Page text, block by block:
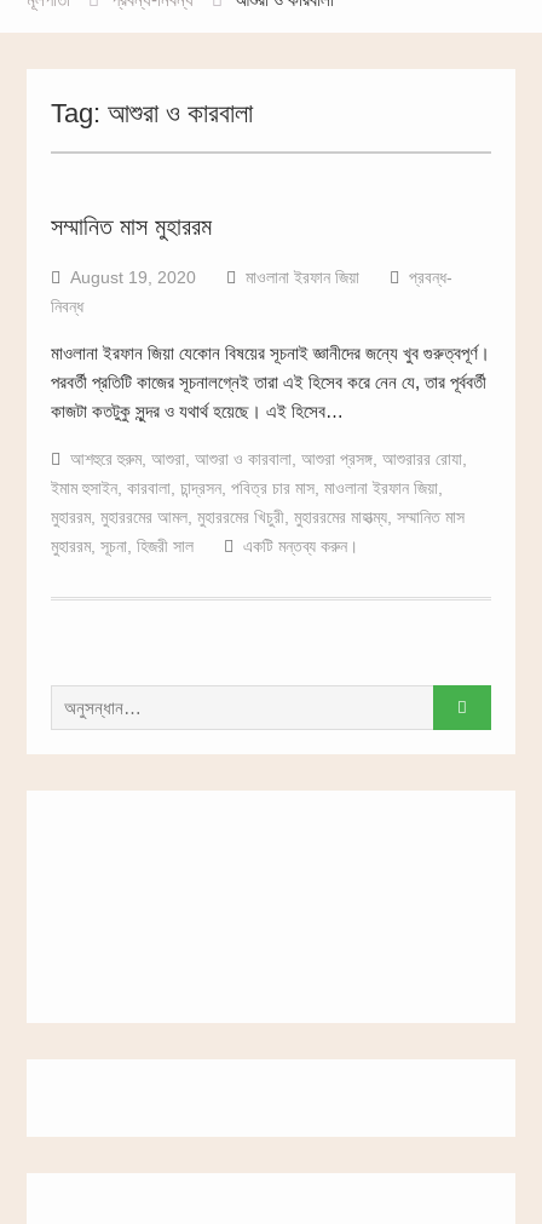
Tag: আশুরা ও কারবালা
সম্মানিত মাস মুহাররম
August 19, 2020 মাওলানা ইরফান জিয়া
প্রবন্ধ-
নিবন্ধ
মাওলানা ইরফান জিয়া যেকোন বিষয়ের সূচনাই জ্ঞানীদের জন্যে খুব গুরুত্বপূর্ণ।
পরবর্তী প্রতিটি কাজের সূচনালগ্নেই তারা এই হিসেব করে নেন যে, তার পূর্ববর্তী
কাজটা কতটুকু সুন্দর ও যথার্থ হয়েছে। এই হিসেব…
আশহুরে হুরুম, আশুরা, আশুরা ও কারবালা, আশুরা প্রসঙ্গ, আশুরারর রোযা,
ইমাম হুসাইন, কারবালা, চান্দ্রসন, পবিত্র চার মাস, মাওলানা ইরফান জিয়া,
মুহাররম, মুহাররমের আমল, মুহাররমের খিচুরী, মুহাররমের মাহাত্ম্য, সম্মানিত মাস
মুহাররম, সূচনা, হিজরী সাল একটি মন্তব্য করুন।
করাঃ